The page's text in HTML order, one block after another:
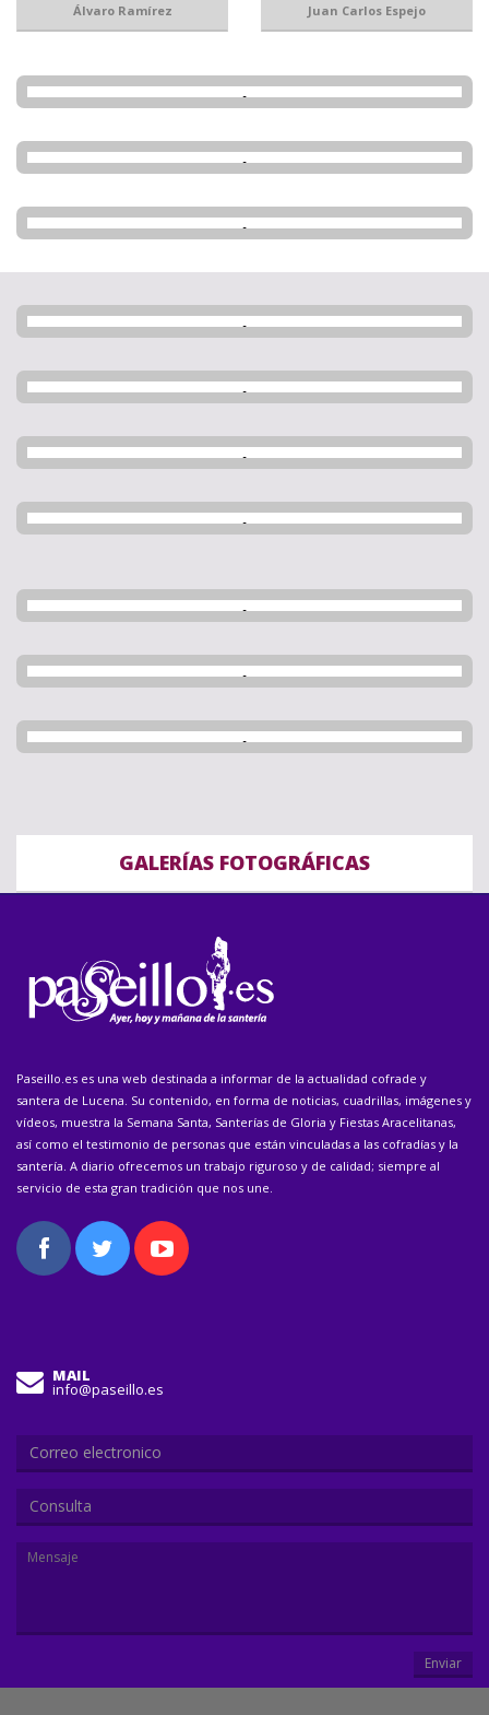
Álvaro Ramírez Juan Carlos Espejo
GALERÍAS FOTOGRÁFICAS
Paseillo.es es una web destinada a informar de la actualidad cofrade y
santera de Lucena. Su contenido, en forma de noticias, cuadrillas, imágenes y
vídeos, muestra la Semana Santa, Santerías de Gloria y Fiestas Aracelitanas,
así como el testimonio de personas que están vinculadas a las cofradías y la
santería. A diario ofrecemos un trabajo riguroso y de calidad; siempre al
servicio de esta gran tradición que nos une.
MAIL
info@paseillo.es
Consulta
Enviar